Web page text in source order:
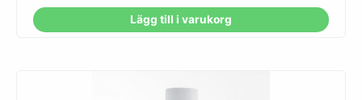
Lägg till i varukorg